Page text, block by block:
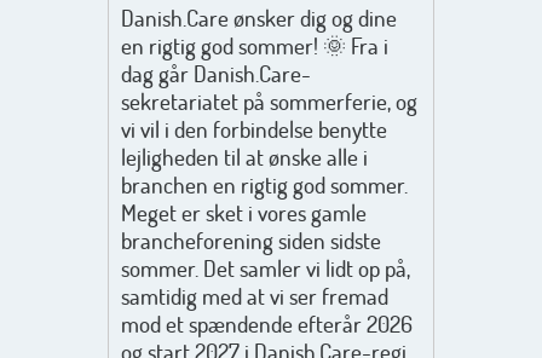
Danish.Care ønsker dig og dine
en rigtig god sommer! 🌞 Fra i
dag går Danish.Care-
sekretariatet på sommerferie, og
vi vil i den forbindelse benytte
lejligheden til at ønske alle i
branchen en rigtig god sommer.
Meget er sket i vores gamle
brancheforening siden sidste
sommer. Det samler vi lidt op på,
samtidig med at vi ser fremad
mod et spændende efterår 2026
og start 2027 i Danish.Care-regi.